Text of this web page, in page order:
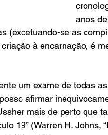
anos
(excetuando-se as
à encarnação, é
um exame de todas
afirmar
mais de perto que
19” (Warren H. Johns,